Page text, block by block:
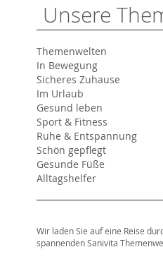
Unsere
Themenwelten
In Bewegung
Sicheres Zuhause
Im Urlaub
Gesund leben
Sport & Fitness
Ruhe & Entspannung
Schön gepflegt
Gesunde Füße
Alltagshelfer
Wir laden Sie auf eine Reise
spannenden Sanivita